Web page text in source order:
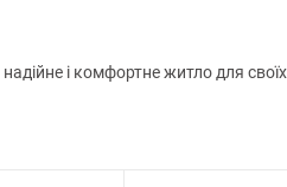
і комфортне житло для